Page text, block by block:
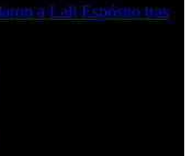
a Lali Espósito tras